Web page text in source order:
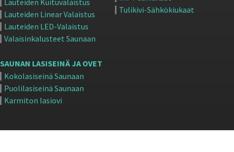
Lauteiden Kuituvalaistus
Lauteiden Linear Valaistus
Lauteiden LED-Valaistus
Valaisinkalusteet Saunaan
SAUNAN LASISEINÄ JA OVET
Kokolasiseinä Saunaan
Puolilasiseinä Saunaan
Karmiton lasiovi
Tulikivi-Sähkökiukaat